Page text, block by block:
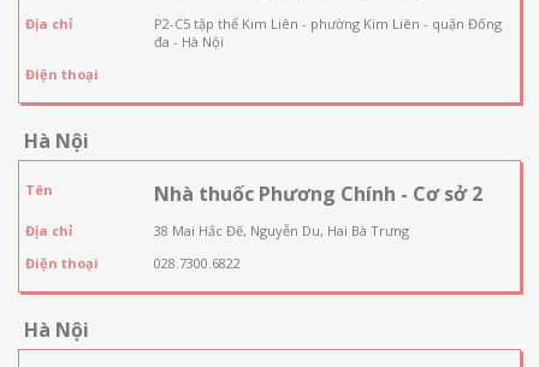
Địa chỉ
P2-C5 tập thể Kim Liên - phường Kim Liên - quận Đống
đa - Hà Nội
Điện thoại
Hà Nội
Tên Nhà thuốc Phương Chính - Cơ sở 2
Địa chỉ
38 Mai Hắc Đế, Nguyễn Du, Hai Bà Trưng
Điện thoại
028.7300.6822
Hà Nội